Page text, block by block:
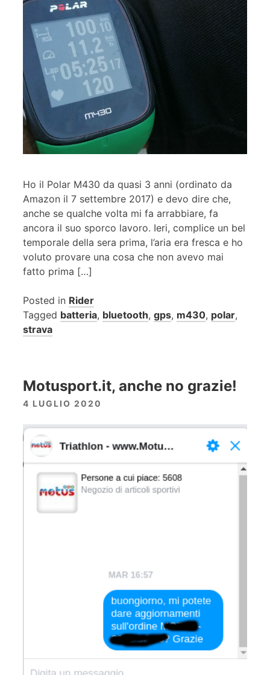
Ho il Polar M430 da quasi 3 anni (ordinato da
Amazon il 7 settembre 2017) e devo dire che,
anche se qualche volta mi fa arrabbiare, fa
ancora il suo sporco lavoro. Ieri, complice un bel
temporale della sera prima, l’aria era fresca e ho
voluto provare una cosa che non avevo mai
fatto prima […]
Posted in Rider
Tagged batteria, bluetooth, gps, m430, polar,
strava
Motusport.it, anche no grazie!
4 LUGLIO 2020